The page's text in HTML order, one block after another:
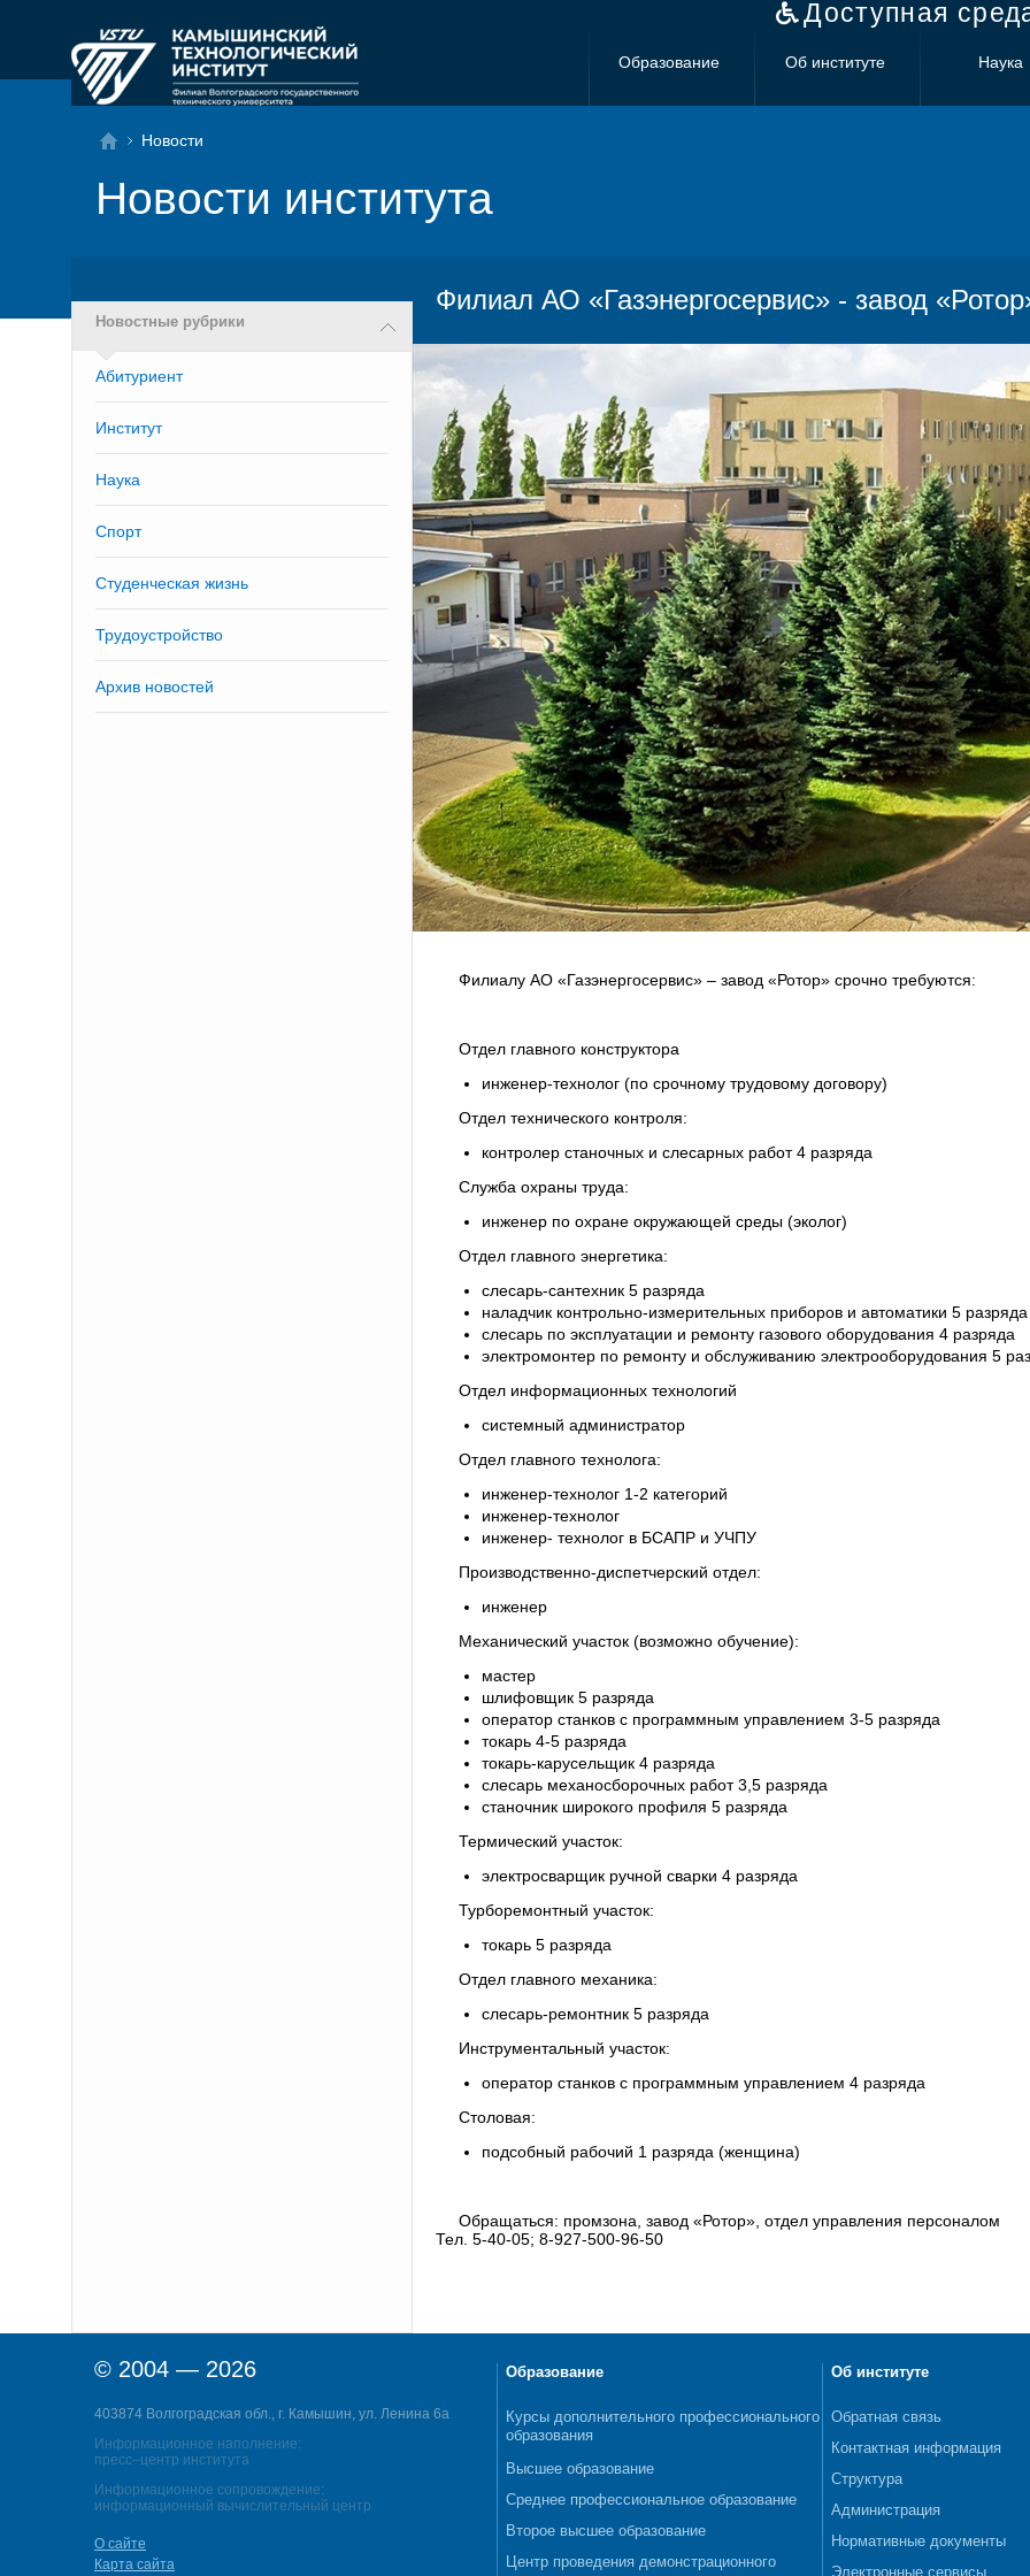
Доступная
Образование Об институте Наука
Новости
Новости института
Новостные рубрики
Абитуриент
Институт
Наука
Спорт
Студенческая жизнь
Трудоустройство
Архив новостей
Филиал АО «Газэнергосервис» - завод
Филиалу АО «Газэнергосервис» – завод «Ротор» срочно требуются:
Отдел главного конструктора
инженер-технолог (по срочному трудовому договору)
Отдел технического контроля:
контролер станочных и слесарных работ 4 разряда
Служба охраны труда:
инженер по охране окружающей среды (эколог)
Отдел главного энергетика:
слесарь-сантехник 5 разряда
наладчик контрольно-измерительных приборов и автоматики 5 разряда
слесарь по эксплуатации и ремонту газового оборудования 4 разряда
электромонтер по ремонту и обслуживанию электрооборудования 5
Отдел информационных технологий
системный администратор
Отдел главного технолога:
инженер-технолог 1-2 категорий
инженер-технолог
инженер- технолог в БСАПР и УЧПУ
Производственно-диспетчерский отдел:
инженер
Механический участок (возможно обучение):
мастер
шлифовщик 5 разряда
оператор станков с программным управлением 3-5 разряда
токарь 4-5 разряда
токарь-карусельщик 4 разряда
слесарь механосборочных работ 3,5 разряда
станочник широкого профиля 5 разряда
Термический участок:
электросварщик ручной сварки 4 разряда
Турборемонтный участок:
токарь 5 разряда
Отдел главного механика:
слесарь-ремонтник 5 разряда
Инструментальный участок:
оператор станков с программным управлением 4 разряда
Столовая:
подсобный рабочий 1 разряда (женщина)
Обращаться: промзона, завод «Ротор», отдел управления персоналом
Тел. 5-40-05; 8-927-500-96-50
© 2004 — 2026
403874 Волгоградская обл., г. Камышин, ул. Ленина 6а
Информационное наполнение:
пресс–центр института
Информационное сопровождение:
информационный вычислительный центр
О сайте
Карта сайта
Образование
Курсы дополнительного профессионального
образования
Высшее образование
Среднее профессиональное образование
Второе высшее образование
Центр проведения демонстрационного
Об институте
Обратная связь
Контактная информация
Структура
Администрация
Нормативные документы
Электронные сервисы